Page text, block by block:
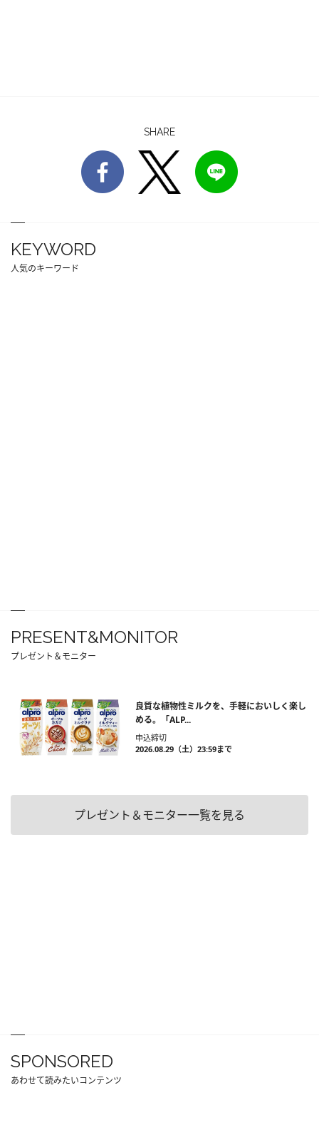
SHARE
KEYWORD
人気のキーワード
PRESENT&MONITOR
プレゼント＆モニター
良質な植物性ミルクを、手軽においしく楽し
める。「ALP...
申込締切
2026.08.29（土）23:59まで
プレゼント＆モニター一覧を見る
SPONSORED
あわせて読みたいコンテンツ